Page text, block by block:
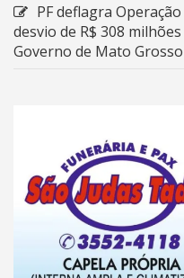
PF deflagra
desvio de R$ 308
Governo de Mato Grosso